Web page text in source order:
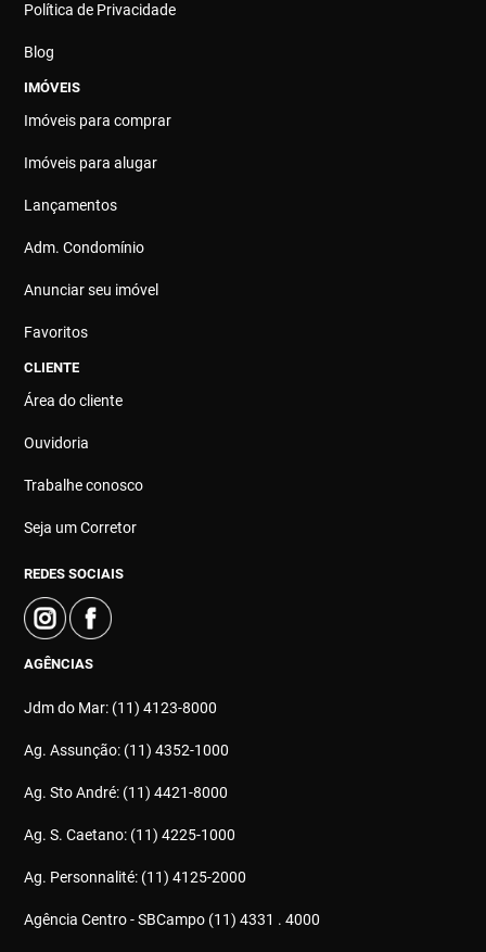
Política de Privacidade
Blog
IMÓVEIS
Imóveis para comprar
Imóveis para alugar
Lançamentos
Adm. Condomínio
Anunciar seu imóvel
Favoritos
CLIENTE
Área do cliente
Ouvidoria
Trabalhe conosco
Seja um Corretor
REDES SOCIAIS
AGÊNCIAS
Jdm do Mar: (11) 4123-8000
Ag. Assunção: (11) 4352-1000
Ag. Sto André: (11) 4421-8000
Ag. S. Caetano: (11) 4225-1000
Ag. Personnalité: (11) 4125-2000
Agência Centro - SBCampo (11) 4331 . 4000